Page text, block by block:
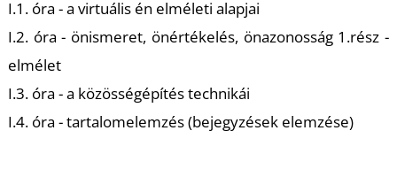
I.1. óra - a virtuális én elméleti alapjai
I.2. óra - önismeret, önértékelés, önazonosság 1.rész -
elmélet
I.3. óra - a közösségépítés technikái
I.4. óra - tartalomelemzés (bejegyzések elemzése)